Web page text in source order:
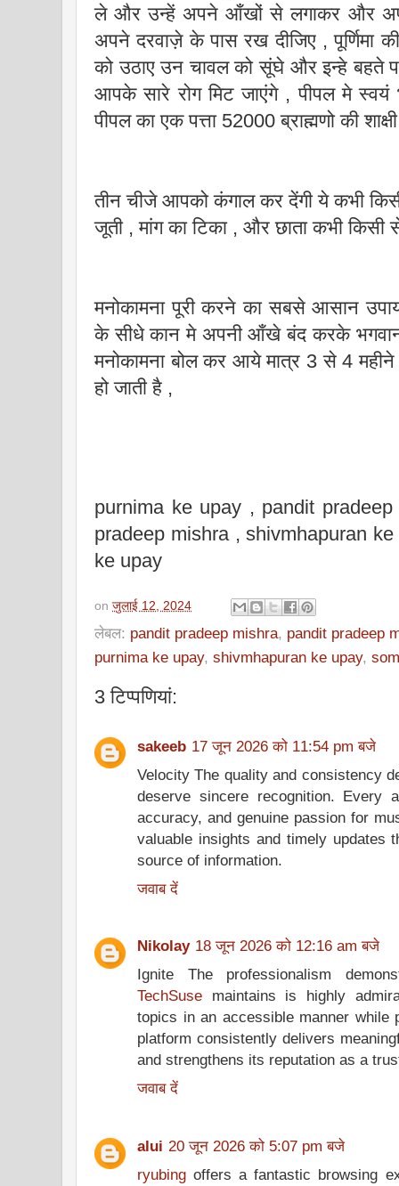
ले और उन्हें अपने आँखों से लगाकर और
अपने दरवाज़े के पास रख दीजिए , पूर्णिमा
को उठाए उन चावल को सूंघे और इन्हे बहते
आपके सारे रोग मिट जाएंगे , पीपल मे स्वयं
पीपल का एक पत्ता 52000 ब्राह्मणो की
तीन चीजे आपको कंगाल कर देंगी ये कभी
जूती , मांग का टिका , और छाता कभी
मनोकामना पूरी करने का सबसे आसान
के सीधे कान मे अपनी आँखे बंद करके भगवान
मनोकामना बोल कर आये मात्र 3 से 4
हो जाती है ,
purnima ke upay , pandit
pradeep mishra , shivmhapuran
ke upay
on जुलाई 12, 2024
लेबल: pandit pradeep mishra, pandit pradeep
purnima ke upay, shivmhapuran ke upay,
3 टिप्‍पणियां:
sakeeb 17 जून 2026 को 11:54 pm बजे
Velocity The quality and consistency
deserve sincere recognition. Every
accuracy, and genuine passion for
valuable insights and timely updates
source of information.
जवाब दें
Nikolay 18 जून 2026 को 12:16 am बजे
Ignite The professionalism
TechSuse maintains is highly
topics in an accessible manner while
platform consistently delivers
and strengthens its reputation as a
जवाब दें
alui 20 जून 2026 को 5:07 pm बजे
ryubing offers a fantastic browsing